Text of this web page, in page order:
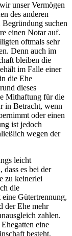
unser Vermögen
des anderen
suchen
einen Notar auf.
oftmals sehr
Denn auch im
bleiben die
im Falle einer
die Ehe
dieses
Mithaftung für die
in Betracht, wenn
oder einen
ist jedoch
wegen der
leicht
dass es bei der
zu keinerlei
die
Gütertrennung,
der Ehe mehr
zahlen.
eine
besteht,